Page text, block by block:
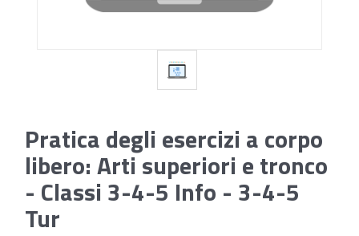
Pratica degli esercizi a corpo
libero: Arti superiori e tronco
- Classi 3-4-5 Info - 3-4-5
Tur